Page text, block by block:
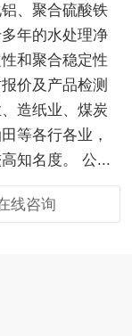
、聚合硫酸铁
年的水处理净
和聚合稳定性
价及产品检测
造纸业、煤炭
等各行各业，
知名度。 公...
线咨询